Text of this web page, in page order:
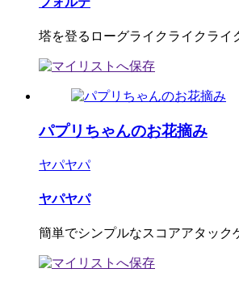
塔を登るローグライクライクライ
パプリちゃんのお花摘み
ヤパヤパ
ヤパヤパ
簡単でシンプルなスコアアタック